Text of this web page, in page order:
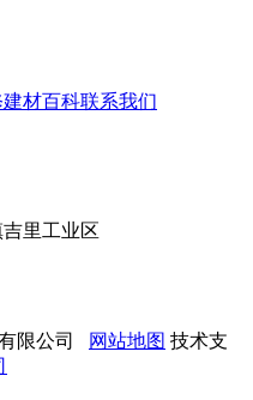
材百科联系我们
里工业区
限公司 网站地图 技术支